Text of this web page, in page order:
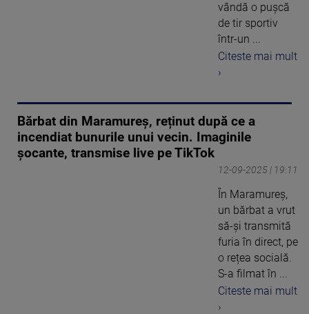
vândă o puşcă
de tir sportiv
într-un ...
Citeste mai mult
›
Bărbat din Maramureș, reținut după ce a
incendiat bunurile unui vecin. Imaginile
șocante, transmise live pe TikTok
12-09-2025 | 19:11
În Maramureș,
un bărbat a vrut
să-și transmită
furia în direct, pe
o rețea socială.
S-a filmat în ...
Citeste mai mult
›